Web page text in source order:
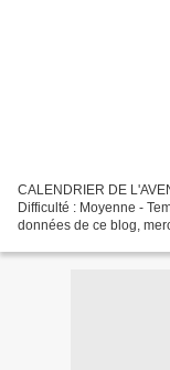
CALENDRIER DE
Difficulté : Moyenne -
données de ce blog,